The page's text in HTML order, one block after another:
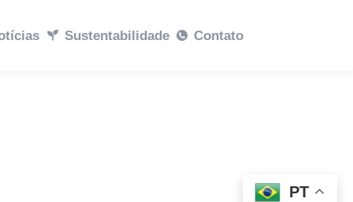
Sustentabilidade Contato
PT
Contato